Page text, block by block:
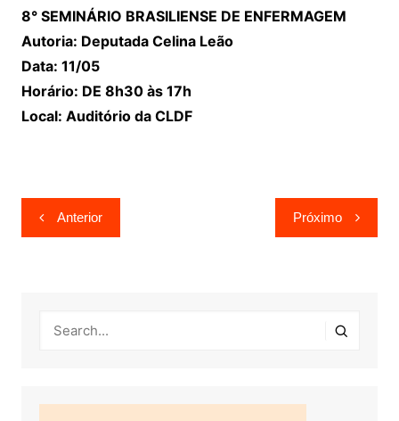
8° SEMINÁRIO BRASILIENSE DE ENFERMAGEM
Autoria: Deputada Celina Leão
Data: 11/05
Horário: DE 8h30 às 17h
Local: Auditório da CLDF
Navegação
de
Anterior Próximo